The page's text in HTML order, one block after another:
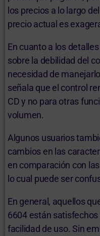
los precios a lo largo
precio actual es
En cuanto a los
sobre la debilidad del
necesidad de
señala que el control
CD y no para otras
volumen.
Algunos usuarios
cambios en las
en comparación con
lo cual puede ser
En general, aquellos
6604 están
facilidad de uso. Sin